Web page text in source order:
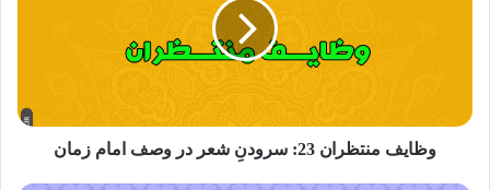
این آیین مقدس نفوذ خواهد کرد.
منتخب الاثر ص۱۶۰ و ص۲۹۴
امام باقر میفرماید:
زمان او را درک کنند، خواهند دید که بی تردید آیین محمد (صلی الله
وظایف منتظران 23: سرودنِ شعر در وصف امام زمان